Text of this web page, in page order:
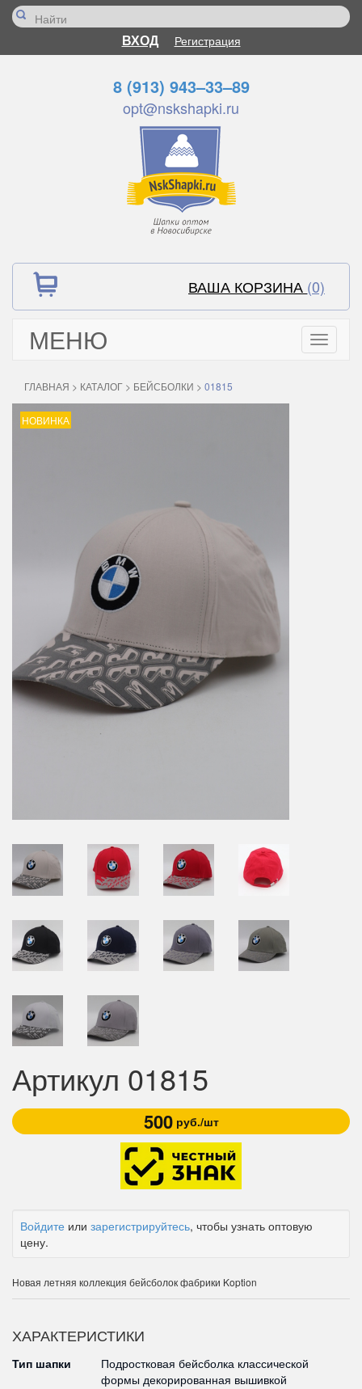
ВХОД Регистрация
8 (913) 943–33–89
opt@nskshapki.ru
ВАША КОРЗИНА (0)
МЕНЮ
Toggle
ГЛАВНАЯ > КАТАЛОГ > БЕЙСБОЛКИ > 01815
НОВИНКА
Артикул 01815
500руб./шт
Войдите или зарегистрируйтесь, чтобы узнать оптовую
цену.
Новая летняя коллекция бейсболок фабрики Koption
ХАРАКТЕРИСТИКИ
Тип шапки
Подростковая бейсболка классической
формы декорированная вышивкой